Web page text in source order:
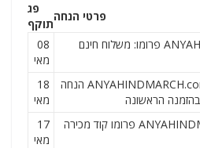
פרטי הנחה
פג
תוקף
ANYAHINDMARCH.com פרומו: משלוח חינם
08
מאי
קידום עבור ANYAHINDMARCH.com: 10% הנחה
הראשונה
18
מאי
ANYAHINDMARCH.com 10% פרומו קוד מכירה
17
מאי